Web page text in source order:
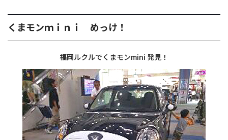
住工房のこと
プライバシーポリシー
施工実績
お知らせ
くまモンｍｉｎｉ めっけ！
福岡ルクルでくまモンmini 発見！